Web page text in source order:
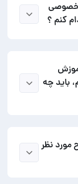
خصوصی
کنم ؟
باید چه
مورد نظر